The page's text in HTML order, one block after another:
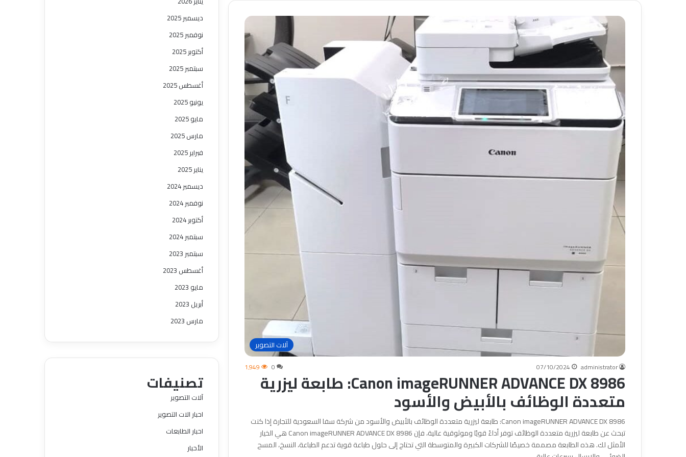
آلات التصوير
administrator
07/10/2024
0 1٬949
Canon imageRUNNER ADVANCE DX 8986: طابعة ليزرية
متعددة الوظائف بالأبيض والأسود
Canon imageRUNNER ADVANCE DX 8986: طابعة ليزرية متعددة الوظائف بالأبيض والأسود من شركة سفا السعودية للتجارة إذا كنت
تبحث عن طابعة ليزرية متعددة الوظائف توفر أداءً قويًا وموثوقية عالية، فإن Canon imageRUNNER ADVANCE DX 8986 هي الخيار
الأمثل لك. هذه الطابعة مصممة خصيصًا للشركات الكبيرة والمتوسطة التي تحتاج إلى حلول طباعة قوية تدعم الطباعة، النسخ، المسح
ديسمبر 2025
نوفمبر 2025
أكتوبر 2025
سبتمبر 2025
أغسطس 2025
يونيو 2025
مايو 2025
مارس 2025
فبراير 2025
يناير 2025
ديسمبر 2024
نوفمبر 2024
أكتوبر 2024
سبتمبر 2024
سبتمبر 2023
أغسطس 2023
مايو 2023
أبريل 2023
مارس 2023
تصنيفات
آلات التصوير
احبار الات التصوير
احبار الطابعات
الأحبار